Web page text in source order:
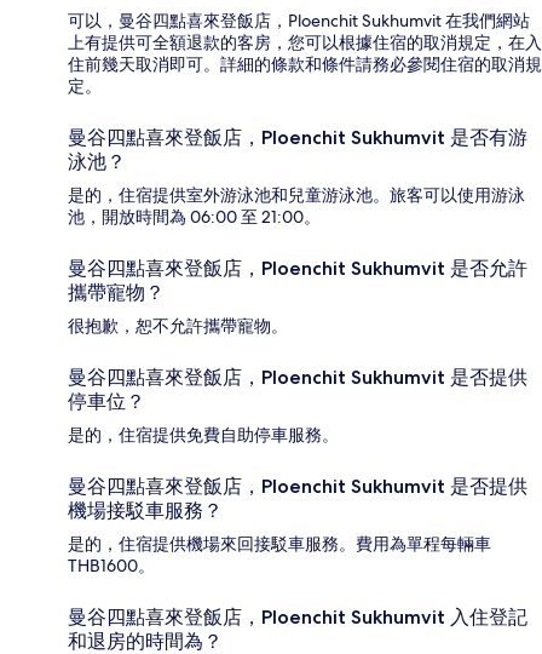
可以，曼谷四點喜來登飯店，Ploenchit Sukhumvit 在我們網站
上有提供可全額退款的客房，您可以根據住宿的取消規定，在入
住前幾天取消即可。詳細的條款和條件請務必參閱住宿的取消規
定。
曼谷四點喜來登飯店，Ploenchit Sukhumvit 是否有游
泳池？
是的，住宿提供室外游泳池和兒童游泳池。旅客可以使用游泳
池，開放時間為 06:00 至 21:00。
曼谷四點喜來登飯店，Ploenchit Sukhumvit 是否允許
攜帶寵物？
很抱歉，恕不允許攜帶寵物。
曼谷四點喜來登飯店，Ploenchit Sukhumvit 是否提供
停車位？
是的，住宿提供免費自助停車服務。
曼谷四點喜來登飯店，Ploenchit Sukhumvit 是否提供
機場接駁車服務？
是的，住宿提供機場來回接駁車服務。費用為單程每輛車
THB1600。
曼谷四點喜來登飯店，Ploenchit Sukhumvit 入住登記
和退房的時間為？